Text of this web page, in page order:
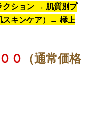
クション → 肌質別プ
スキンケア）→ 極上
０
（通常価格